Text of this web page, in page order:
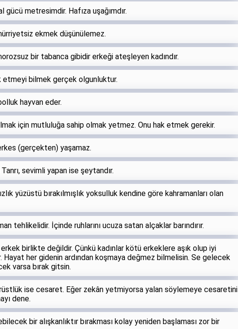
gücü metresimdir. Hafıza uşağımdır.
ekmek düşünülemez.
bir tabanca gibidir erkeği ateşleyen kadındır.
etmeyi bilmek gerçek olgunluktur.
hayvan eder.
için mutluluğa sahip olmak yetmez. Onu hak etmek gerekir.
(gerçekten) yaşamaz.
sevimli yapan ise şeytandır.
yüzüstü bırakılmışlık yoksulluk kendine göre kahramanları olan
tehlikelidir. İçinde ruhlarını ucuza satan alçaklar barındırır.
erkek birlikte değildir. Çünkü kadınlar kötü erkeklere aşık olup iyi
her gidenin ardından koşmaya değmez bilmelisin. Se gelecek
varsa bırak gitsin.
ise cesaret. Eğer zekân yetmiyorsa yalan söylemeye cesaretini
dene.
bir alışkanlıktır bırakması kolay yeniden başlaması zor bir